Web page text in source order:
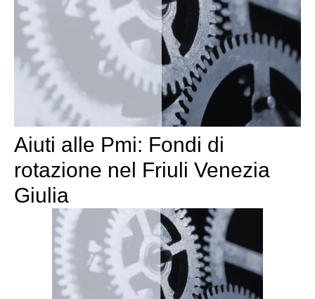
Aiuti alle Pmi: Fondi di
rotazione nel Friuli Venezia
Giulia